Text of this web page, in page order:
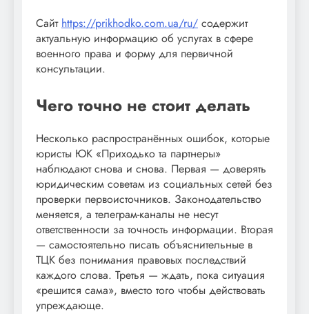
Сайт https://prikhodko.com.ua/ru/ содержит
актуальную информацию об услугах в сфере
военного права и форму для первичной
консультации.
Чего точно не стоит делать
Несколько распространённых ошибок, которые
юристы ЮК «Приходько та партнеры»
наблюдают снова и снова. Первая — доверять
юридическим советам из социальных сетей без
проверки первоисточников. Законодательство
меняется, а телеграм-каналы не несут
ответственности за точность информации. Вторая
— самостоятельно писать объяснительные в
ТЦК без понимания правовых последствий
каждого слова. Третья — ждать, пока ситуация
«решится сама», вместо того чтобы действовать
упреждающе.